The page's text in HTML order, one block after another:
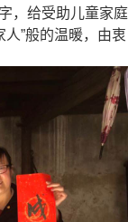
，给受助儿童家庭
”般的温暖，由衷